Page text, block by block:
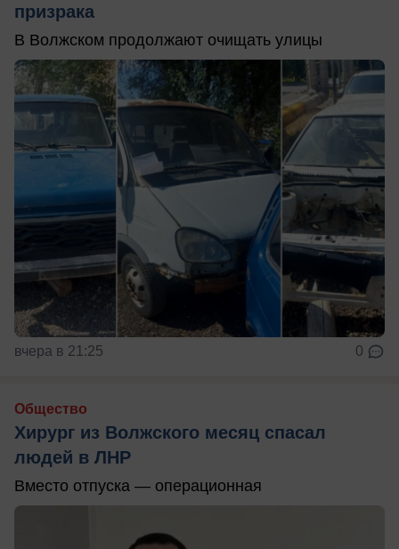
призрака
В Волжском продолжают очищать улицы
вчера в 21:25 0
Общество
Хирург из Волжского месяц спасал
людей в ЛНР
Вместо отпуска — операционная